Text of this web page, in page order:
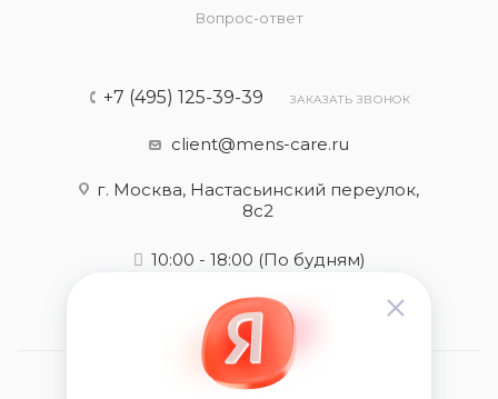
Вопрос-ответ
+7 (495) 125-39-39 ЗАКАЗАТЬ ЗВОНОК
client@mens-care.ru
г. Москва, Настасьинский переулок,
8с2
10:00 - 18:00 (По будням)